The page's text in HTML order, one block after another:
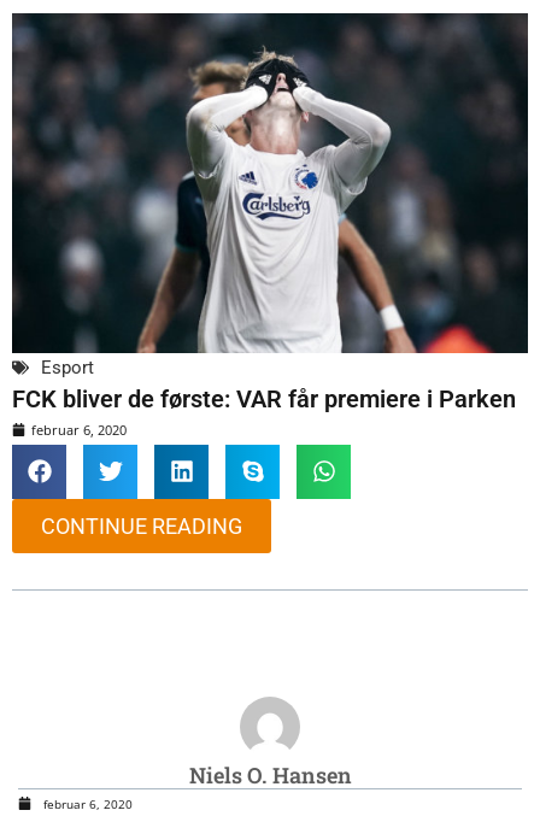
Esport
FCK bliver de første: VAR får premiere i Parken
februar 6, 2020
CONTINUE READING
Niels O. Hansen
februar 6, 2020